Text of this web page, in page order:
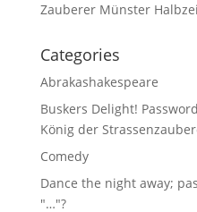
Zauberer Münster
Categories
Abrakashakespeare
Buskers Delight!
König der
Comedy
Dance the night away;
"…"?